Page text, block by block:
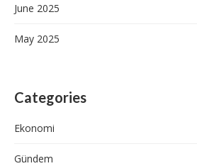
June 2025
May 2025
Categories
Ekonomi
Gündem